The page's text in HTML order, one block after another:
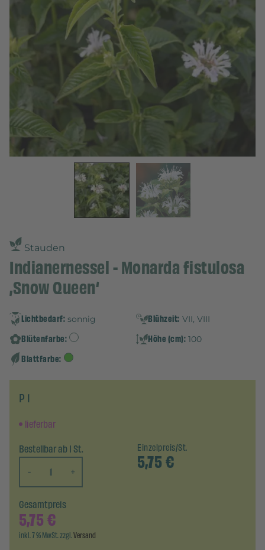
Stauden
Indianernessel - Monarda fistulosa
‚Snow Queen‘
Lichtbedarf: sonnig Blühzeit: VII, VIII
Blütenfarbe: Höhe (cm): 100
Blattfarbe:
P 1
lieferbar
Bestellbar ab 1 St.
-
+
Einzelpreis/St.
5,75€
Gesamtpreis
5,75€
inkl. 7 % MwSt. zzgl.Versand